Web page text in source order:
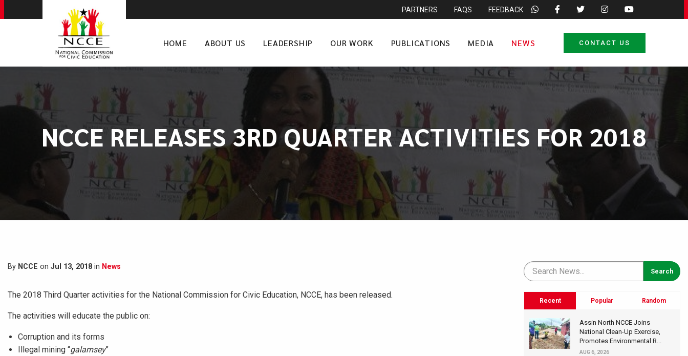
PARTNERS FAQS FEEDBACK
HOME ABOUT US LEADERSHIP OUR WORK PUBLICATIONS MEDIA NEWS CONTACT US
NCCE RELEASES 3RD QUARTER ACTIVITIES FOR 2018
By NCCE on Jul 13, 2018 in News
The 2018 Third Quarter activities for the National Commission for Civic Education, NCCE, has been released.
The activities will educate the public on:
Corruption and its forms
Illegal mining “galamsey”
Recent Popular Random
Assin North NCCE Joins
National Clean-Up Exercise,
Promotes Environmental R...
AUG 6, 2026